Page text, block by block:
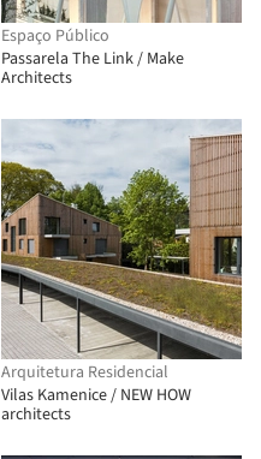
Espaço Público
Passarela The Link / Make
Architects
Arquitetura Residencial
Vilas Kamenice / NEW HOW
architects